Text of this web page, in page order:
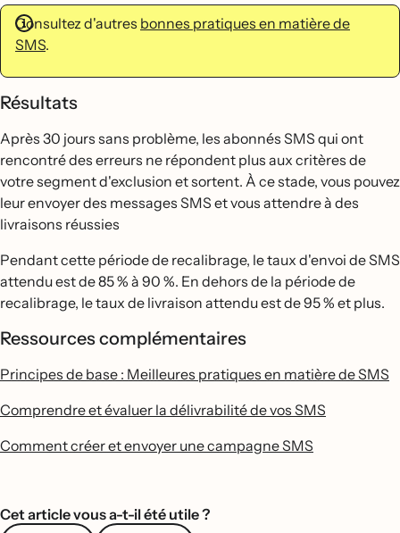
Consultez d'autres bonnes pratiques en matière de
SMS.
Résultats
Après 30 jours sans problème, les abonnés SMS qui ont
rencontré des erreurs ne répondent plus aux critères de
votre segment d'exclusion et sortent. À ce stade, vous pouvez
leur envoyer des messages SMS et vous attendre à des
livraisons réussies
Pendant cette période de recalibrage, le taux d'envoi de SMS
attendu est de 85 % à 90 %. En dehors de la période de
recalibrage, le taux de livraison attendu est de 95 % et plus.
Ressources complémentaires
Principes de base : Meilleures pratiques en matière de SMS
Comprendre et évaluer la délivrabilité de vos SMS
Comment créer et envoyer une campagne SMS
Cet article vous a-t-il été utile ?